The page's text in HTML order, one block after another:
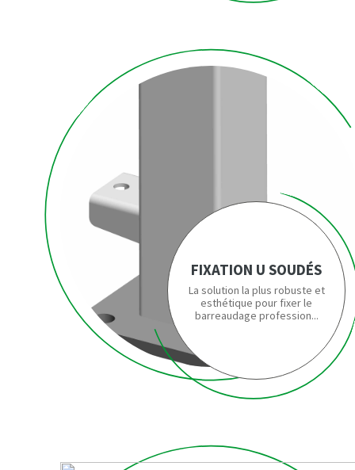
FIXATION U SOUDÉS
La solution la plus robuste et
esthétique pour fixer le
barreaudage profession...